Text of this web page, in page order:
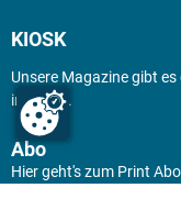
KIOSK
Unsere Magazine gibt
imKiosk.
Abo
Hier geht's zum Print